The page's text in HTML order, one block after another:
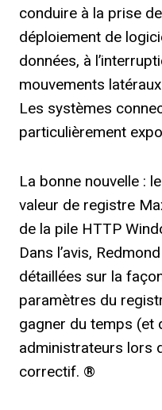
conduire à la prise
déploiement de
données, à
mouvements
Les systèmes
particulièrement
La bonne nouvelle :
valeur de registre
de la pile HTTP
Dans l’avis,
détaillées sur la
paramètres du
gagner du temps (et
administrateurs lors
correctif. ®